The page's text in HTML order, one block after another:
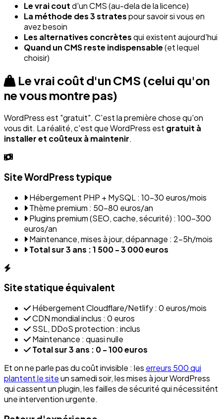
Le vrai coutd'un CMS (au-dela de la licence)
La méthode des 3 stratespour savoir si vous en
avez besoin
Les alternatives concrètesqui existent aujourd'hui
Quand un CMS reste indispensable(et lequel
choisir)
Le vrai coût d'un CMS (celui qu'on
ne vous montre pas)
WordPress est "gratuit". C'est la première chose qu'on
vous dit. La réalité, c'est que WordPress est gratuit à
installer et coûteux à maintenir.
Site WordPress typique
Hébergement PHP + MySQL : 10-30 euros/mois
Thème premium : 50-80 euros/an
Plugins premium (SEO, cache, sécurité) : 100-300
euros/an
Maintenance, mises à jour, dépannage : 2-5h/mois
Total sur 3 ans : 1 500 - 3 000 euros
Site statique équivalent
Hébergement Cloudflare/Netlify : 0 euros/mois
CDN mondial inclus : 0 euros
SSL, DDoS protection : inclus
Maintenance : quasi nulle
Total sur 3 ans : 0 - 100 euros
Et on ne parle pas du coût invisible : les erreurs 500 qui
plantent le siteun samedi soir, les mises à jour WordPress
qui cassent un plugin, les failles de sécurité qui nécessitént
une intervention urgente.